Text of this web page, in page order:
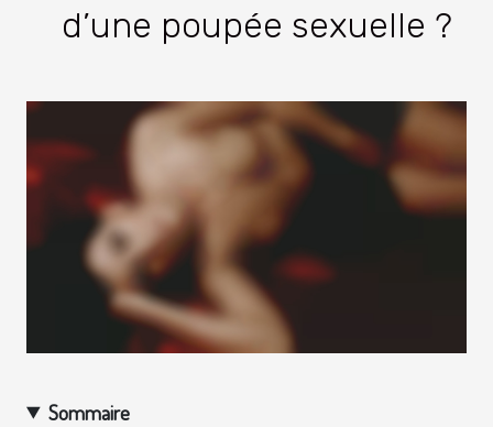
d’une poupée sexuelle ?
Sommaire